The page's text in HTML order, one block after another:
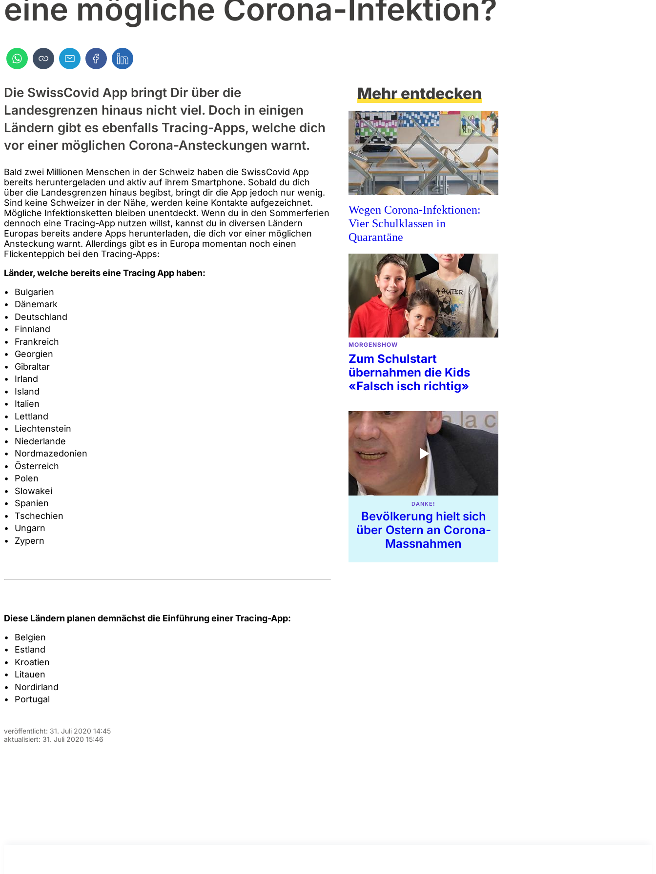
eine mögliche Corona-Infektion?
Die SwissCovid App bringt Dir über die
Landesgrenzen hinaus nicht viel. Doch in einigen
Ländern gibt es ebenfalls Tracing-Apps, welche dich
vor einer möglichen Corona-Ansteckungen warnt.
Bald zwei Millionen Menschen in der Schweiz haben die SwissCovid App
bereits heruntergeladen und aktiv auf ihrem Smartphone. Sobald du dich
über die Landesgrenzen hinaus begibst, bringt dir die App jedoch nur wenig.
Sind keine Schweizer in der Nähe, werden keine Kontakte aufgezeichnet.
Mögliche Infektionsketten bleiben unentdeckt. Wenn du in den Sommerferien
dennoch eine Tracing-App nutzen willst, kannst du in diversen Ländern
Europas bereits andere Apps herunterladen, die dich vor einer möglichen
Ansteckung warnt. Allerdings gibt es in Europa momentan noch einen
Flickenteppich bei den Tracing-Apps:
Länder, welche bereits eine Tracing App haben:
Bulgarien
Dänemark
Deutschland
Finnland
Frankreich
Georgien
Gibraltar
Irland
Island
Italien
Lettland
Liechtenstein
Niederlande
Nordmazedonien
Österreich
Polen
Slowakei
Spanien
Tschechien
Ungarn
Zypern
Diese Ländern planen demnächst die Einführung einer Tracing-App:
Belgien
Estland
Kroatien
Litauen
Nordirland
Portugal
Mehr entdecken
Wegen Corona-Infektionen:
Vier Schulklassen in
Quarantäne
MORGENSHOW
Zum Schulstart
übernahmen die Kids
«Falsch isch richtig»
DANKE!
Bevölkerung hielt sich
über Ostern an Corona-
Massnahmen
veröffentlicht: 31. Juli 2020 14:45
aktualisiert: 31. Juli 2020 15:46